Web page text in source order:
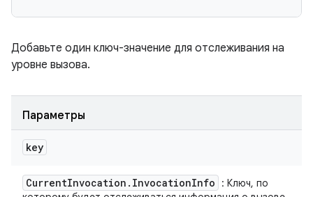
Добавьте один ключ-значение для отслеживания на
уровне вызова.
Параметры
key
CurrentInvocation . InvocationInfo
: Ключ, по